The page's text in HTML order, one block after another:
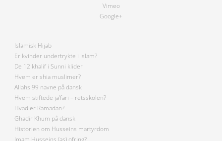
Vimeo
Google+
Islamisk Hijab
Er kvinder undertrykte i islam?
De 12 khalif i Sunni klider
Hvem er shia muslimer?
Allahs 99 navne på dansk
Hvem stiftede ja’fari – retsskolen?
Hvad er Ramadan?
Ghadir Khum på dansk
Historien om Husseins martyrdom